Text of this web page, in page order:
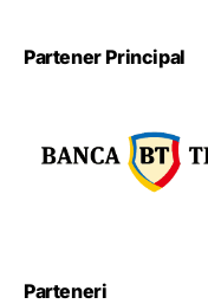
Partener Principal
Parteneri